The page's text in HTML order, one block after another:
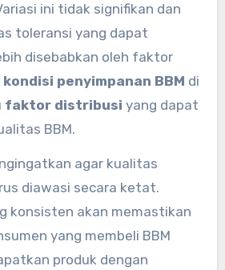
ini tidak signifikan dan
toleransi yang dapat
disebabkan oleh faktor
kondisi penyimpanan BBM di
faktor distribusi yang dapat
BBM.
agar kualitas
diawasi secara ketat.
konsisten akan memastikan
yang membeli BBM
produk dengan